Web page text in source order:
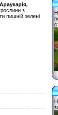
Араукарія,
з
пишній зелені